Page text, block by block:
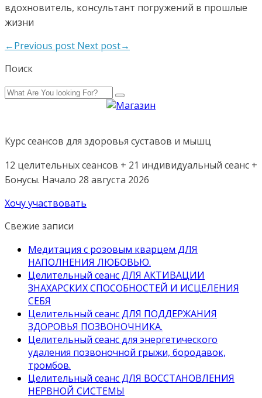
вдохновитель, консультант погружений в прошлые
жизни
←Previous post Next post→
Поиск
Курс сеансов для здоровья суставов и мышц
12 целительных сеансов + 21 индивидуальный сеанс +
Бонусы. Начало 28 августа 2026
Хочу участвовать
Свежие записи
Медитация с розовым кварцем ДЛЯ
НАПОЛНЕНИЯ ЛЮБОВЬЮ.
Целительный сеанс ДЛЯ АКТИВАЦИИ
ЗНАХАРСКИХ СПОСОБНОСТЕЙ И ИСЦЕЛЕНИЯ
СЕБЯ
Целительный сеанс ДЛЯ ПОДДЕРЖАНИЯ
ЗДОРОВЬЯ ПОЗВОНОЧНИКА.
Целительный сеанс для энергетического
удаления позвоночной грыжи, бородавок,
тромбов.
Целительный сеанс ДЛЯ ВОССТАНОВЛЕНИЯ
НЕРВНОЙ СИСТЕМЫ